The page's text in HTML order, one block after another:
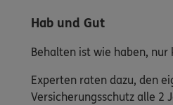
Hab und Gut
Behalten ist wie haben, nur
Experten raten dazu, den
Versicherungsschutz alle 2